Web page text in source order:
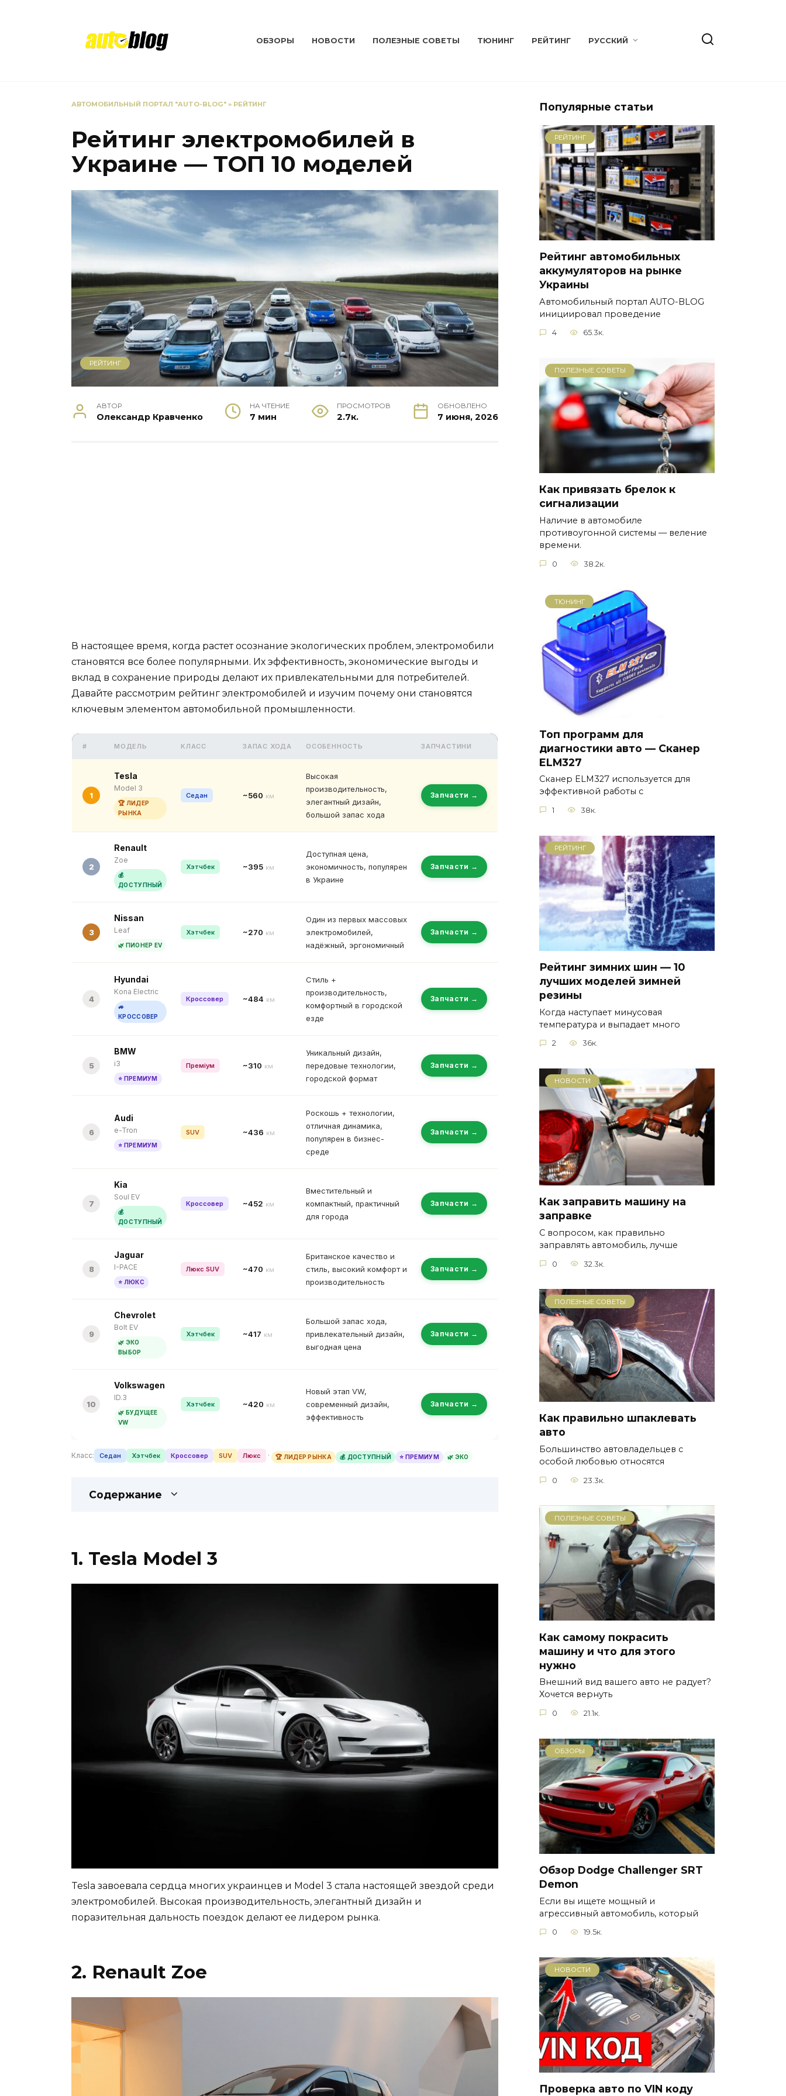
ОБЗОРЫ НОВОСТИ ПОЛЕЗНЫЕ СОВЕТЫ ТЮНИНГ РЕЙТИНГ РУССКИЙ
АВТОМОБИЛЬНЫЙ ПОРТАЛ "AUTO-BLOG" » РЕЙТИНГ
Рейтинг электромобилей в
Украине — ТОП 10 моделей
РЕЙТИНГ
АВТОР
Олександр Кравченко
НА ЧТЕНИЕ
7 мин
ПРОСМОТРОВ
2.7к.
ОБНОВЛЕНО
7 июня, 2026
В настоящее время, когда растет осознание экологических проблем, электромобили
становятся все более популярными. Их эффективность, экономические выгоды и
вклад в сохранение природы делают их привлекательными для потребителей.
Давайте рассмотрим рейтинг электромобилей и изучим почему они становятся
ключевым элементом автомобильной промышленности.
# МОДЕЛЬ КЛАСС ЗАПАС ХОДА ОСОБЕННОСТЬ ЗАПЧАСТИНИ
1
Tesla
Model 3
🏆 ЛИДЕР
РЫНКА
Седан ~560 км
Высокая
производительность,
элегантный дизайн,
большой запас хода
Запчасти →
2
Renault
Zoe
💰
ДОСТУПНЫЙ
Хэтчбек ~395 км
Доступная цена,
экономичность, популярен
в Украине
Запчасти →
3
Nissan
Leaf
🌿 ПИОНЕР EV
Хэтчбек ~270 км
Один из первых массовых
электромобилей,
надёжный, эргономичный
Запчасти →
4
Hyundai
Kona Electric
🚙
КРОССОВЕР
Кроссовер ~484 км
Стиль +
производительность,
комфортный в городской
езде
Запчасти →
5
BMW
i3
⭐ ПРЕМИУМ
Преміум ~310 км
Уникальный дизайн,
передовые технологии,
городской формат
Запчасти →
6
Audi
e-Tron
⭐ ПРЕМИУМ
SUV ~436 км
Роскошь + технологии,
отличная динамика,
популярен в бизнес-
среде
Запчасти →
7
Kia
Soul EV
💰
ДОСТУПНЫЙ
Кроссовер ~452 км
Вместительный и
компактный, практичный
для города
Запчасти →
8
Jaguar
I-PACE
⭐ ЛЮКС
Люкс SUV ~470 км
Британское качество и
стиль, высокий комфорт и
производительность
Запчасти →
9
Chevrolet
Bolt EV
🌿 ЭКО
ВЫБОР
Хэтчбек ~417 км
Большой запас хода,
привлекательный дизайн,
выгодная цена
Запчасти →
10
Volkswagen
ID.3
🌿 БУДУЩЕЕ
VW
Хэтчбек ~420 км
Новый этап VW,
современный дизайн,
эффективность
Запчасти →
Класс: Седан Хэтчбек Кроссовер SUV Люкс · 🏆 ЛИДЕР РЫНКА 💰 ДОСТУПНЫЙ ⭐ ПРЕМИУМ 🌿 ЭКО
Содержание
1. Tesla Model 3
Tesla завоевала сердца многих украинцев и Model 3 стала настоящей звездой среди
электромобилей. Высокая производительность, элегантный дизайн и
поразительная дальность поездок делают ее лидером рынка.
2. Renault Zoe
Популярные статьи
РЕЙТИНГ
Рейтинг автомобильных
аккумуляторов на рынке
Украины
Автомобильный портал AUTO-BLOG
инициировал проведение
4 65.3к.
ПОЛЕЗНЫЕ СОВЕТЫ
Как привязать брелок к
сигнализации
Наличие в автомобиле
противоугонной системы — веление
времени.
0 38.2к.
ТЮНИНГ
Топ программ для
диагностики авто — Сканер
ELM327
Сканер ELM327 используется для
эффективной работы с
1 38к.
РЕЙТИНГ
Рейтинг зимних шин — 10
лучших моделей зимней
резины
Когда наступает минусовая
температура и выпадает много
2 36к.
НОВОСТИ
Как заправить машину на
заправке
С вопросом, как правильно
заправлять автомобиль, лучше
0 32.3к.
ПОЛЕЗНЫЕ СОВЕТЫ
Как правильно шпаклевать
авто
Большинство автовладельцев с
особой любовью относятся
0 23.3к.
ПОЛЕЗНЫЕ СОВЕТЫ
Как самому покрасить
машину и что для этого
нужно
Внешний вид вашего авто не радует?
Хочется вернуть
0 21.1к.
ОБЗОРЫ
Обзор Dodge Challenger SRT
Demon
Если вы ищете мощный и
агрессивный автомобиль, который
0 19.5к.
НОВОСТИ
Проверка авто по VIN коду